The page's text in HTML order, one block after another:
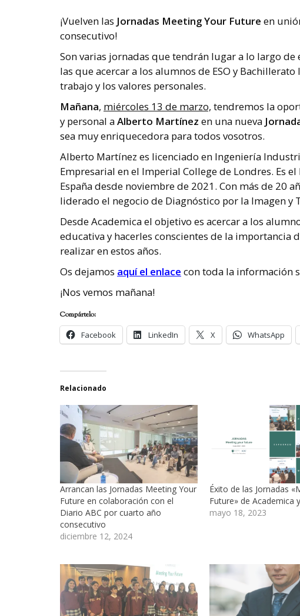
¡Vuelven las Jornadas Meeting Your Future en
consecutivo!
Son varias jornadas que tendrán lugar a lo largo de
las que acercar a los alumnos de ESO y
trabajo y los valores personales.
Mañana, miércoles 13 de marzo, tendremos la
y personal aAlberto Martínez en una nueva
sea muy enriquecedora para todos vosotros.
Alberto Martínez es licenciado en Ingeniería
Empresarial en el Imperial College de Londres. Es
España desde noviembre de 2021. Con más de 20
liderado el negocio de Diagnóstico por la Imagen y
Desde Academica el objetivo es acercar a los
educativa y hacerles conscientes de la importancia
realizar en estos años.
Os dejamos aquí el enlace con toda la información
¡Nos vemos mañana!
Compártelo:
Facebook
LinkedIn X WhatsApp
Relacionado
Arrancan las Jornadas Meeting Your
Future en colaboración con el
Diario ABC por cuarto año
consecutivo
diciembre 12, 2024
Éxito de las Jornadas
Future» de Academica
mayo 18, 2023